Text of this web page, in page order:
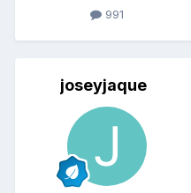
991
joseyjaque